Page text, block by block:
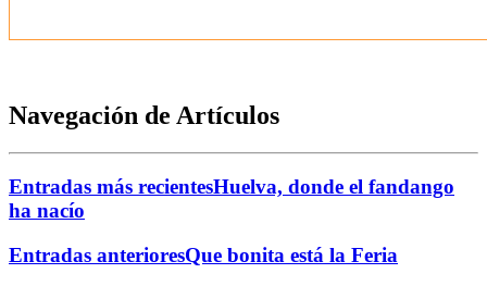
Navegación de Artículos
Entradas más recientesHuelva, donde el fandango
ha nacío
Entradas anterioresQue bonita está la Feria